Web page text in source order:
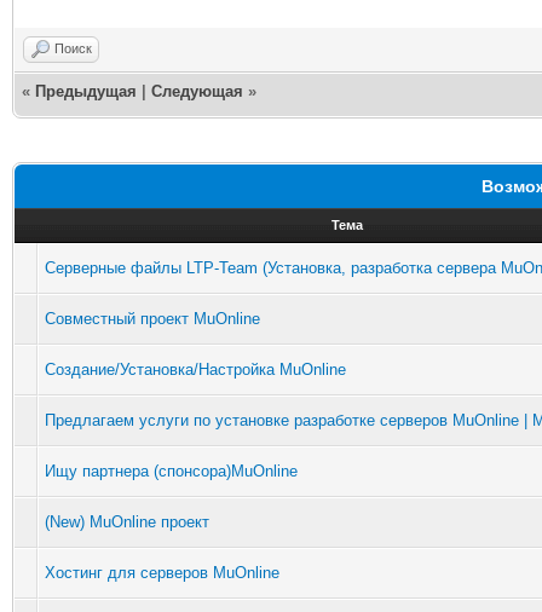
Поиск
« Предыдущая Следующая »
Тема
Серверные файлы LTP-Team (Установка, разработка сервера
Совместный проект MuOnline
Создание/Установка/Настройка MuOnline
Предлагаем услуги по установке разработке серверов MuOnline |
Ищу партнера (спонсора)MuOnline
(New) MuOnline проект
Хостинг для серверов MuOnline